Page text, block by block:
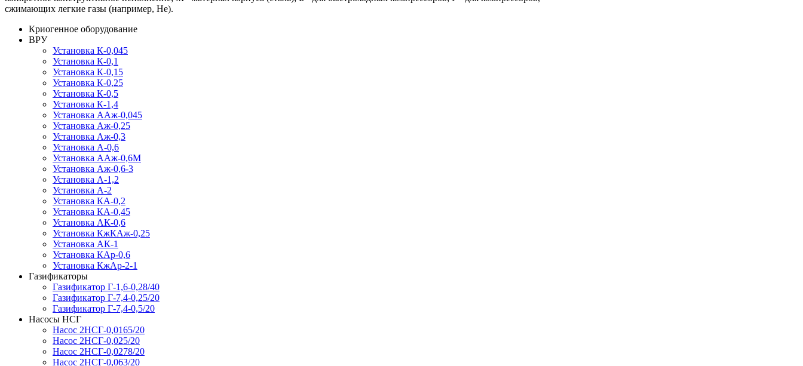
сжимающих легкие газы (например, Не).
Криогенное оборудование
ВРУ
Установка К-0,045
Установка К-0,1
Установка К-0,15
Установка К-0,25
Установка К-0,5
Установка К-1,4
Установка ААж-0,045
Установка Аж-0,25
Установка Аж-0,3
Установка А-0,6
Установка ААж-0,6М
Установка Аж-0,6-3
Установка А-1,2
Установка А-2
Установка КА-0,2
Установка КА-0,45
Установка АК-0,6
Установка КжКАж-0,25
Установка АК-1
Установка КАр-0,6
Установка КжАр-2-1
Газификаторы
Газификатор Г-1,6-0,28/40
Газификатор Г-7,4-0,25/20
Газификатор Г-7,4-0,5/20
Насосы НСГ
Насос 2НСГ-0,0165/20
Насос 2НСГ-0,025/20
Насос 2НСГ-0,0278/20
Насос 2НСГ-0,063/20